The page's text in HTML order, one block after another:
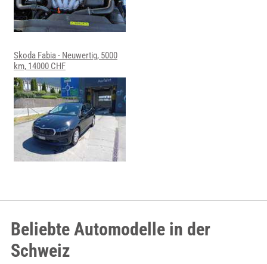
Skoda Fabia - Neuwertig, 5000
km, 14000 CHF
Beliebte Automodelle in der
Schweiz